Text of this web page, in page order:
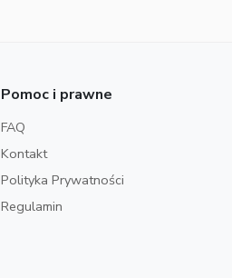
Pomoc i prawne
FAQ
Kontakt
Polityka Prywatności
Regulamin